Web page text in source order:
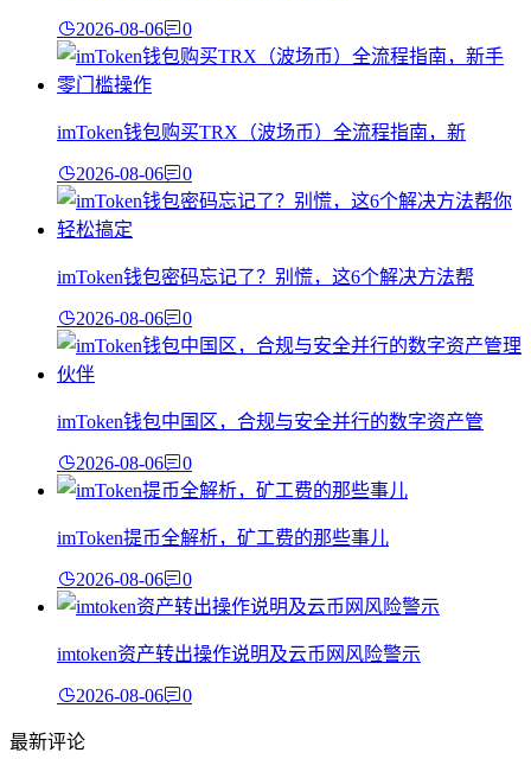
2026-08-06 0
imToken钱包购买TRX（波场币）全流程指南，新
2026-08-06 0
imToken钱包密码忘记了？别慌，这6个解决方法帮
2026-08-06 0
imToken钱包中国区，合规与安全并行的数字资产管
2026-08-06 0
imToken提币全解析，矿工费的那些事儿
2026-08-06 0
imtoken资产转出操作说明及云币网风险警示
2026-08-06 0
最新评论